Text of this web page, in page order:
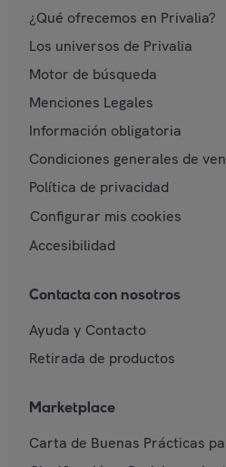
¿Qué ofrecemos en Privalia?
Los universos de Privalia
Motor de búsqueda
Menciones Legales
Información obligatoria
Condiciones generales de
Política de privacidad
Configurar mis cookies
Accesibilidad
Contacta con nosotros
Ayuda y Contacto
Retirada de productos
Marketplace
Carta de Buenas Prácticas